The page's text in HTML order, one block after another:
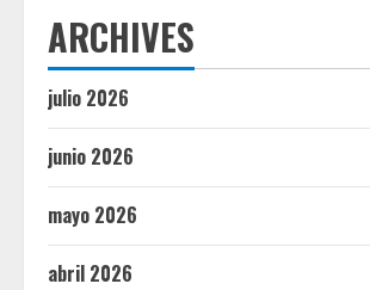
ARCHIVES
julio 2026
junio 2026
mayo 2026
abril 2026